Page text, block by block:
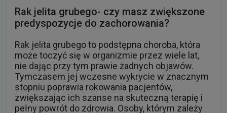
Rak jelita grubego to podstępna choroba, która
może toczyć się w organizmie przez wiele lat,
Tymczasem jej wczesne wykrycie w znacznym
stopniu poprawia rokowania pacjentów,
zwiększając ich szanse na skuteczną terapię i
pełny powrót do zdrowia. Osoby, którym zależy
na tym, aby mieć długie i zdrowe życie, powinny
wiedzieć jak wygląda profilaktyka raka jelita
grubego, a także jakie mogą być jego pierwsze